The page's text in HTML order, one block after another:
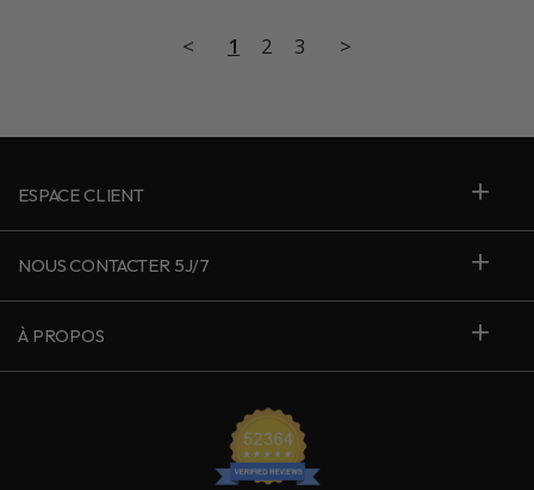
< 1 2 3 >
ESPACE CLIENT
NOUS CONTACTER 5J/7
À PROPOS